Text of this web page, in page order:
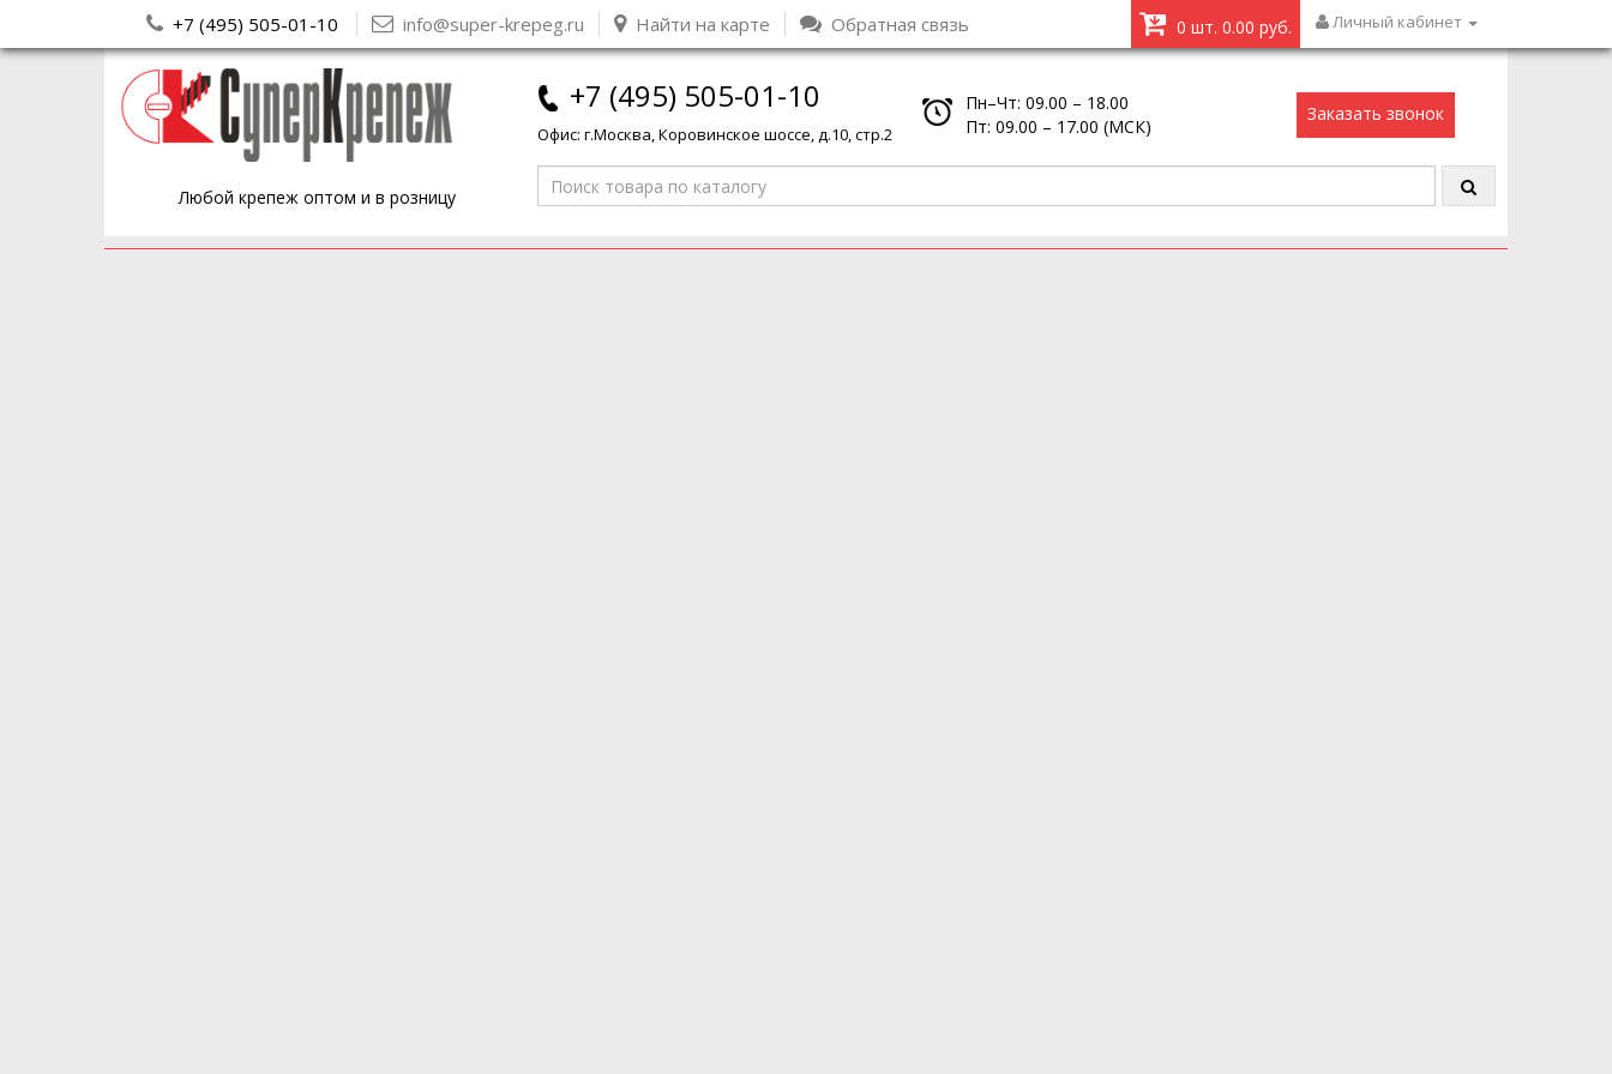
+7 (495) 505-01-10 info@super-krepeg.ru Найти на карте Обратная связь 0 шт. 0.00 руб. Личный кабинет
Любой крепеж оптом и в розницу
+7 (495) 505-01-10
Офис: г.Москва, Коровинское шоссе, д.10, стр.2
Пн–Чт: 09.00 – 18.00
Пт: 09.00 – 17.00 (МСК)
Заказать звонок